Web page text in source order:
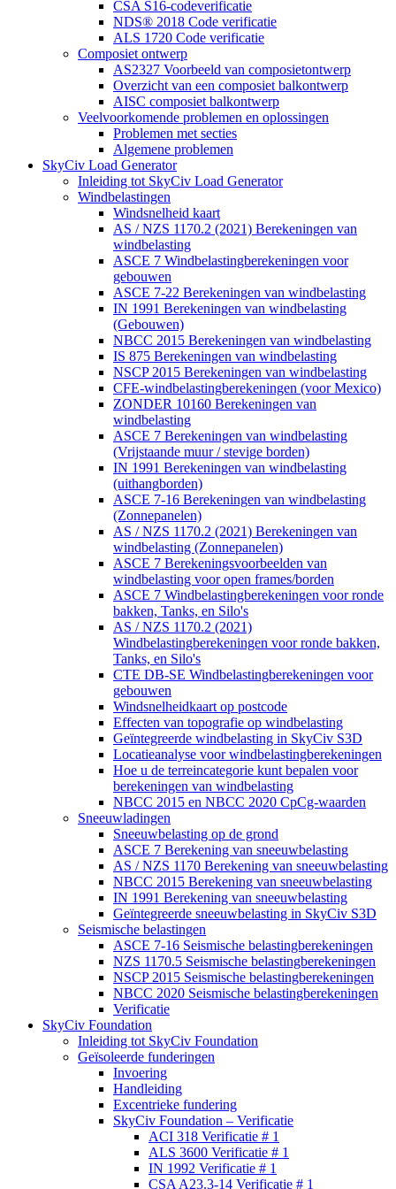
CSA S16-codeverificatie
NDS® 2018 Code verificatie
ALS 1720 Code verificatie
Composiet ontwerp
AS2327 Voorbeeld van composietontwerp
Overzicht van een composiet balkontwerp
AISC composiet balkontwerp
Veelvoorkomende problemen en oplossingen
Problemen met secties
Algemene problemen
SkyCiv Load Generator
Inleiding tot SkyCiv Load Generator
Windbelastingen
Windsnelheid kaart
AS / NZS 1170.2 (2021) Berekeningen van
windbelasting
ASCE 7 Windbelastingberekeningen voor
gebouwen
ASCE 7-22 Berekeningen van windbelasting
IN 1991 Berekeningen van windbelasting
(Gebouwen)
NBCC 2015 Berekeningen van windbelasting
IS 875 Berekeningen van windbelasting
NSCP 2015 Berekeningen van windbelasting
CFE-windbelastingberekeningen (voor Mexico)
ZONDER 10160 Berekeningen van
windbelasting
ASCE 7 Berekeningen van windbelasting
(Vrijstaande muur / stevige borden)
IN 1991 Berekeningen van windbelasting
(uithangborden)
ASCE 7-16 Berekeningen van windbelasting
(Zonnepanelen)
AS / NZS 1170.2 (2021) Berekeningen van
windbelasting (Zonnepanelen)
ASCE 7 Berekeningsvoorbeelden van
windbelasting voor open frames/borden
ASCE 7 Windbelastingberekeningen voor ronde
bakken, Tanks, en Silo's
AS / NZS 1170.2 (2021)
Windbelastingberekeningen voor ronde bakken,
Tanks, en Silo's
CTE DB-SE Windbelastingberekeningen voor
gebouwen
Windsnelheidkaart op postcode
Effecten van topografie op windbelasting
Geïntegreerde windbelasting in SkyCiv S3D
Locatieanalyse voor windbelastingberekeningen
Hoe u de terreincategorie kunt bepalen voor
berekeningen van windbelasting
NBCC 2015 en NBCC 2020 CpCg-waarden
Sneeuwladingen
Sneeuwbelasting op de grond
ASCE 7 Berekening van sneeuwbelasting
AS / NZS 1170 Berekening van sneeuwbelasting
NBCC 2015 Berekening van sneeuwbelasting
IN 1991 Berekening van sneeuwbelasting
Geïntegreerde sneeuwbelasting in SkyCiv S3D
Seismische belastingen
ASCE 7-16 Seismische belastingberekeningen
NZS 1170.5 Seismische belastingberekeningen
NSCP 2015 Seismische belastingberekeningen
NBCC 2020 Seismische belastingberekeningen
Verificatie
SkyCiv Foundation
Inleiding tot SkyCiv Foundation
Geïsoleerde funderingen
Invoering
Handleiding
Excentrieke fundering
SkyCiv Foundation – Verificatie
ACI 318 Verificatie # 1
ALS 3600 Verificatie # 1
IN 1992 Verificatie # 1
CSA A23.3-14 Verificatie # 1